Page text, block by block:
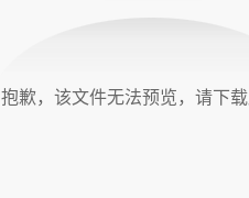
抱歉，该文件无法预览，请下